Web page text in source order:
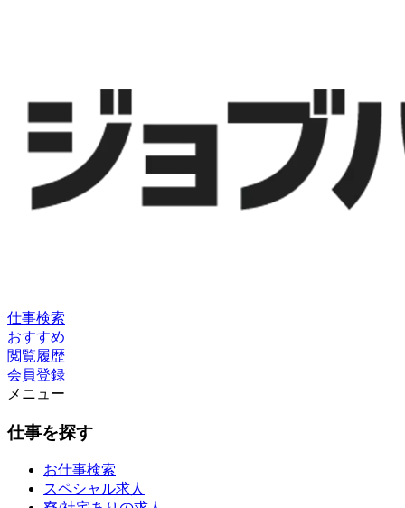
仕事検索
おすすめ
閲覧履歴
会員登録
メニュー
仕事を探す
お仕事検索
スペシャル求人